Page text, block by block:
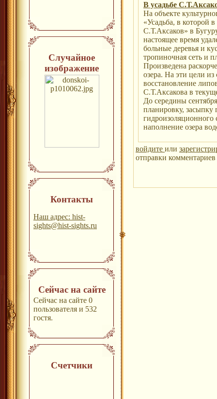
Случайное
изображение
Контакты
Наш адрес: hist-
sights@hist-sights.ru
Сейчас на сайте
Сейчас на сайте 0
пользователя и 532
гостя.
Счетчики
В усадьбе
На объекте
«Усадьба, в которой
С.Т.Аксаков» в
настоящее время
больные деревья и
тропиночная сеть и
Произведена
озера. На эти цели из
восстановление
С.Т.Аксакова в
До середины
планировку, засыпку
наполнение озера
войдите или
отправки